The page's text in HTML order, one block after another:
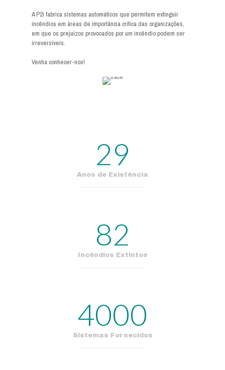
A P2i fabrica sistemas automáticos que permitem extinguir
incêndios em áreas de importância crítica das organizações,
em que os prejuízos provocados por um incêndio podem ser
irreversíveis.
Venha conhecer-nos!
29
Anos de Existência
82
Incêndios Extintos
4000
Sistemas Fornecidos